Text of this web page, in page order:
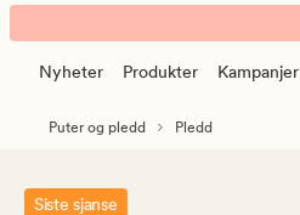
Fredrikke
ullpledd
banner.
Klikk
pause.
Nyheter Produkter Kampanjer
Puter og pledd Pledd
Siste sjanse